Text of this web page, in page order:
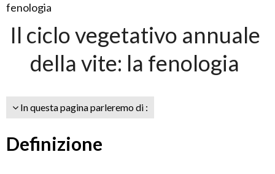
fenologia
Il ciclo vegetativo annuale
della vite: la fenologia
In questa pagina parleremo di :
Definizione